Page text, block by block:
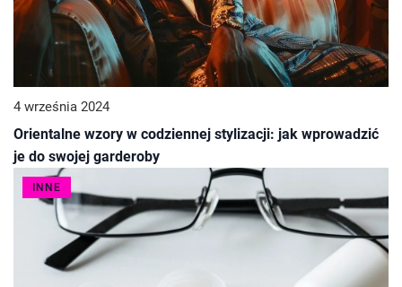
4 września 2024
Orientalne wzory w codziennej stylizacji: jak wprowadzić
je do swojej garderoby
INNE